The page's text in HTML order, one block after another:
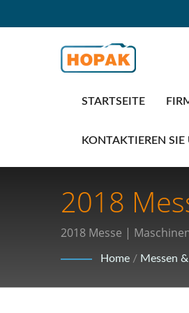
STARTSEITE
KONTAKTIEREN SIE
2018
Besten
Branche
2018 Messe |
Home / Messen